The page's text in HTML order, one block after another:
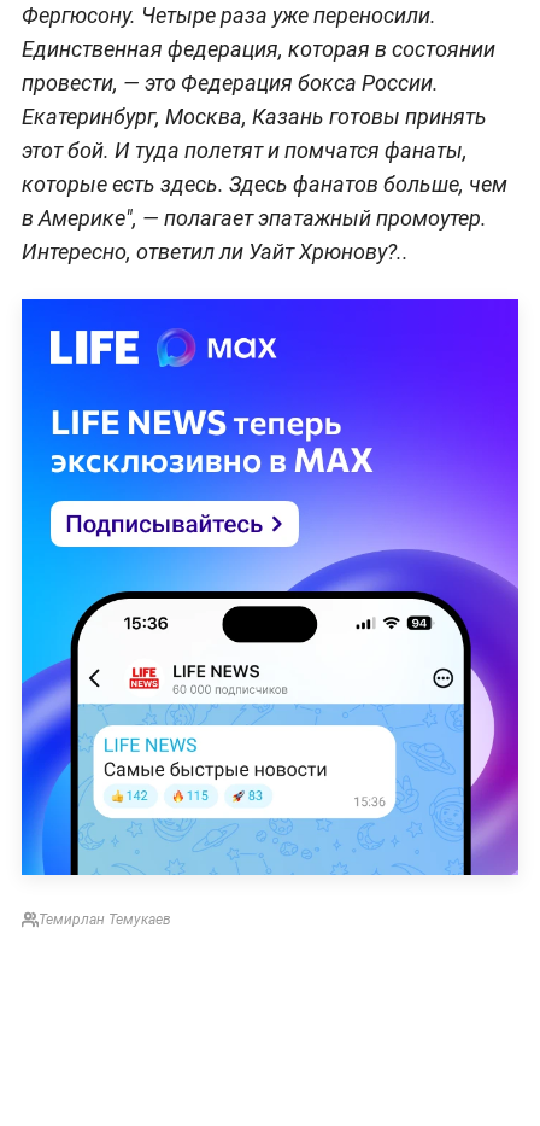
Фергюсону. Четыре раза уже переносили.
Единственная федерация, которая в состоянии
провести, — это Федерация бокса России.
Екатеринбург, Москва, Казань готовы принять
этот бой. И туда полетят и помчатся фанаты,
которые есть здесь. Здесь фанатов больше, чем
в Америке", — полагает эпатажный промоутер.
Интересно, ответил ли Уайт Хрюнову?..
Темирлан Темукаев